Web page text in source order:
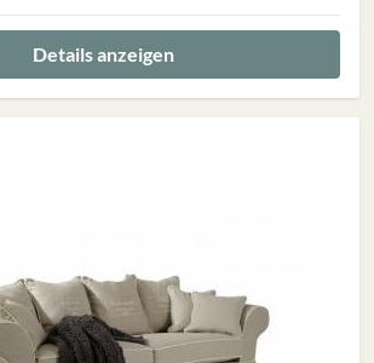
Details anzeigen